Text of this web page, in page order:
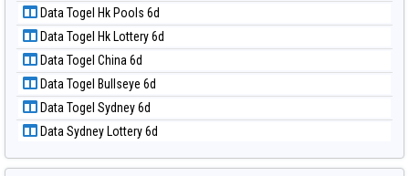
Data Togel Nagoya
Data Togel North Carolina Day
Data Togel Pcso
Data Togel Sao Paulo
Data Togel Singapore
Data Togel Sydney
Data Togel Sydney Lottery
Data Togel Hk Pools 6d
Data Togel Hk Lottery 6d
Data Togel China 6d
Data Togel Bullseye 6d
Data Togel Sydney 6d
Data Sydney Lottery 6d